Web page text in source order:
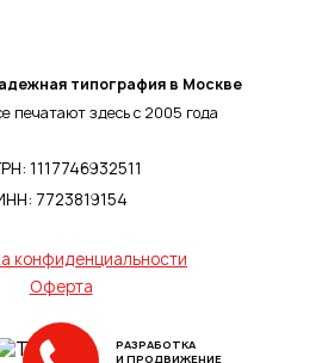
типография в Москве
печатают здесь с 2005 года
1117746932511
7723819154
конфиденциальности
Оферта
РАЗРАБОТКА
И ПРОДВИЖЕНИЕ